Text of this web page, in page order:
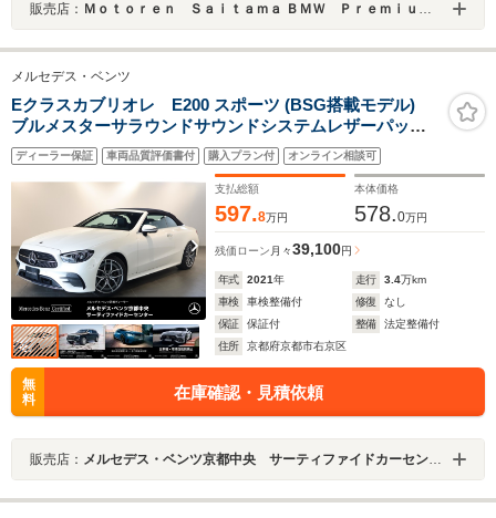
販売店： Ｍｏｔｏｒｅｎ Ｓａｉｔａｍａ ＢＭＷ Ｐｒｅｍｉｕｍ Ｓｅｌｅｃｔｉｏｎ 川口
メルセデス・ベンツ
Eクラスカブリオレ E200 スポーツ (BSG搭載モデル)
ブルメスターサラウンドサウンドシステムレザーパッケ
ージレーダーセーフティパッケージETCパワーシートシ
ートヒーターヘッドアップディスプレイダイヤモンドホ
ワイト
ディーラー保証 車両品質評価書付 購入プラン付 オンライン相談可
支払総額
597.8万円
本体価格
578.0万円
残価ローン 月々39,100円
年式 2021年 走行 3.4万km
車検
車検整備付 修復
なし
保証
保証付 整備
法定整備付
住所
京都府京都市右京区
無
料
在庫確認・見積依頼
販売店： メルセデス・ベンツ京都中央 サーティファイドカーセンター